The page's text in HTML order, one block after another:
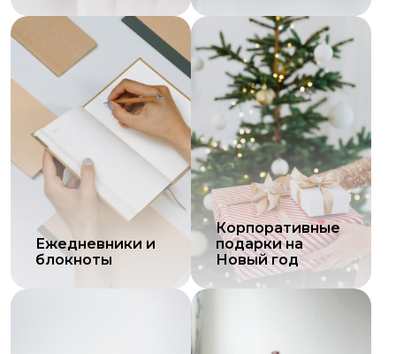
Ежедневники и
блокноты
Корпоративные
подарки на
Новый год